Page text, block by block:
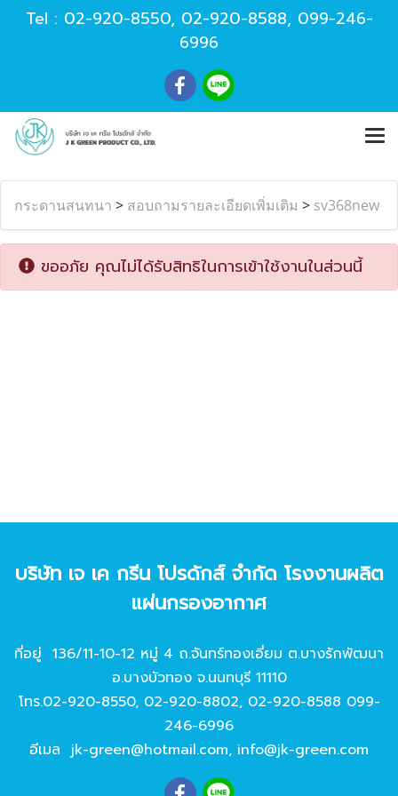
Tel : 02-920-8550, 02-920-8588, 099-246-
6996
กระดานสนทนา > สอบถามรายละเอียดเพิ่มเติม > sv368new
ขออภัย คุณไม่ได้รับสิทธิในการเข้าใช้งานในส่วนนี้
บริษัท เจ เค กรีน โปรดักส์ จํากัด โรงงานผลิต
แผ่นกรองอากาศ
ที่อยู่ 136/11-10-12 หมู่ 4 ถ.จันทร์ทองเอี่ยม ต.บางรักพัฒนา
อ.บางบัวทอง จ.นนทบุรี 11110
โทร.02-920-8550, 02-920-8802, 02-920-8588 099-
246-6996
อีเมล jk-green@hotmail.com, info@jk-green.com